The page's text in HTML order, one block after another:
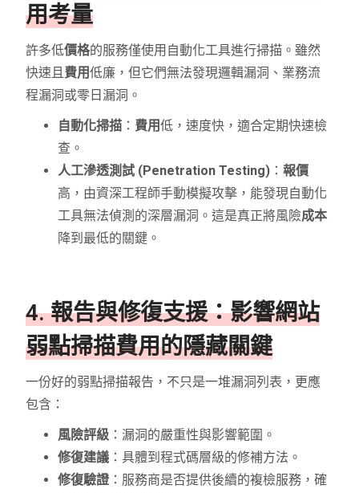
用考量
許多低價格的服務僅使用自動化工具進行掃描。雖然
快速且費用低廉，但它們無法發現邏輯漏洞、業務流
程漏洞或零日漏洞。
自動化掃描 ： 費用低，速度快，適合定期快速檢
查。
人工滲透測試 (Penetration Testing) ：報價
高，由資深工程師手動模擬攻擊，能發現自動化
工具無法偵測的深層漏洞。這是真正將風險成本
降到最低的關鍵。
4. 報告與修復支援：影響網站
弱點掃描費用的隱藏關鍵
一份好的弱點掃描報告，不只是一堆漏洞列表，更應
包含：
風險評級 ：漏洞的嚴重性與影響範圍。
修復建議 ：具體到程式碼層級的修補方法。
修復驗證 ：服務商是否提供後續的複檢服務，確